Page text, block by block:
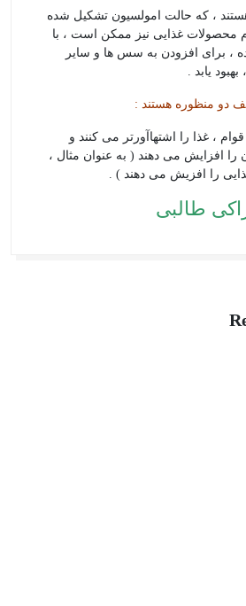
هستند ، که حالت امولسیون تشکیل شده
محصولات غذایی نیز ممکن است ، با
، برای افزودن به سس ها و سایر
یابد .
دو منظوره هستند :
قوام ، غذا را اشتهاآورتر می کنند و
را افزایش می دهند ( به عنوان مثال ،
را افزیش می دهند ) .
طالبی